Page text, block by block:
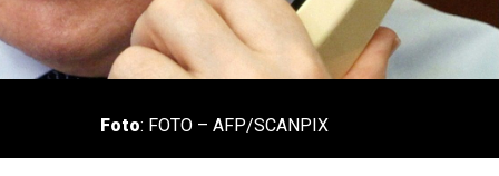
Foto: FOTO – AFP/SCANPIX